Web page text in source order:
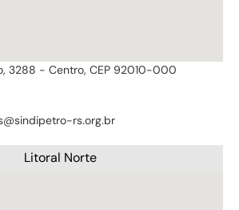
3288 - Centro, CEP 92010-000
rs.org.br
Litoral Norte